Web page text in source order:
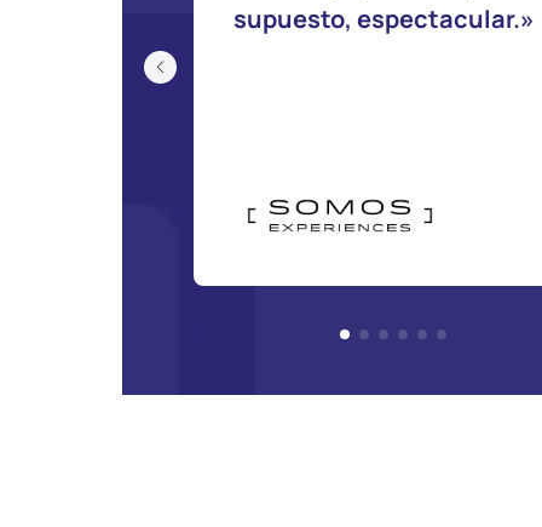
supuesto, espectacular.»